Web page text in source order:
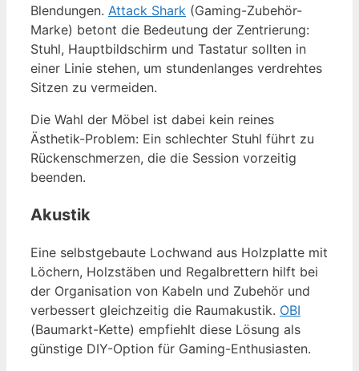
Blendungen. Attack Shark (Gaming-Zubehör-
Marke) betont die Bedeutung der Zentrierung:
Stuhl, Hauptbildschirm und Tastatur sollten in
einer Linie stehen, um stundenlanges verdrehtes
Sitzen zu vermeiden.
Die Wahl der Möbel ist dabei kein reines
Ästhetik-Problem: Ein schlechter Stuhl führt zu
Rückenschmerzen, die die Session vorzeitig
beenden.
Akustik
Eine selbstgebaute Lochwand aus Holzplatte mit
Löchern, Holzstäben und Regalbrettern hilft bei
der Organisation von Kabeln und Zubehör und
verbessert gleichzeitig die Raumakustik. OBI
(Baumarkt-Kette) empfiehlt diese Lösung als
günstige DIY-Option für Gaming-Enthusiasten.